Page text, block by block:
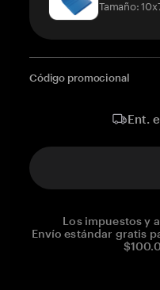
Tamaño:
Código promocional
Ent.
Los impuestos y
Envío estándar gratis